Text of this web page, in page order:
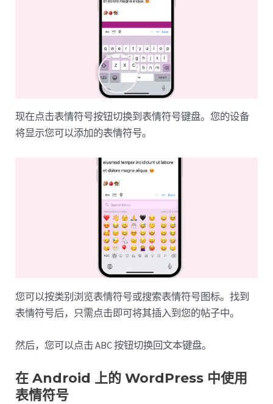
现在点击表情符号按钮切换到表情符号键盘。您的设备
将显示您可以添加的表情符号。
您可以按类别浏览表情符号或搜索表情符号图标。找到
表情符号后，只需点击即可将其插入到您的帖子中。
然后，您可以点击 ABC 按钮切换回文本键盘。
在 Android 上的 WordPress 中使用
表情符号